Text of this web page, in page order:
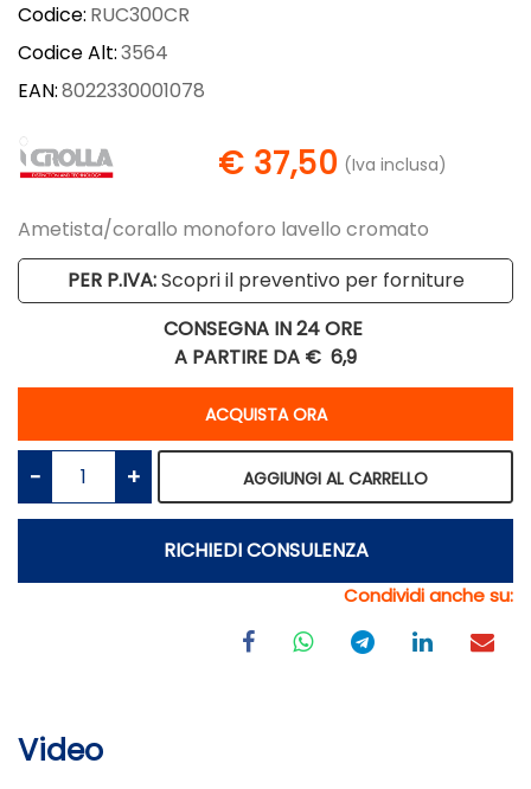
Codice: RUC300CR
Codice Alt:3564
EAN:8022330001078
€ 37,50 (Iva inclusa)
Ametista/corallo monoforo lavello cromato
PER P.IVA:Scopri il preventivo per forniture
CONSEGNA IN 24 ORE
A PARTIRE DA € 6,9
ACQUISTA ORA
Quantità
AGGIUNGI AL CARRELLO
RICHIEDI CONSULENZA
Condividi anche su:
Video